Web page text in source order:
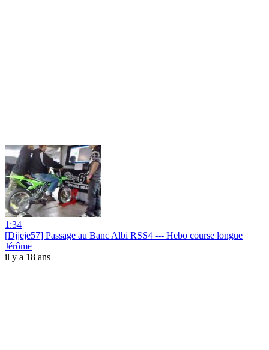
1:34
[Djjeje57] Passage au Banc Albi RSS4 --- Hebo course longue
Jérôme
il y a 18 ans